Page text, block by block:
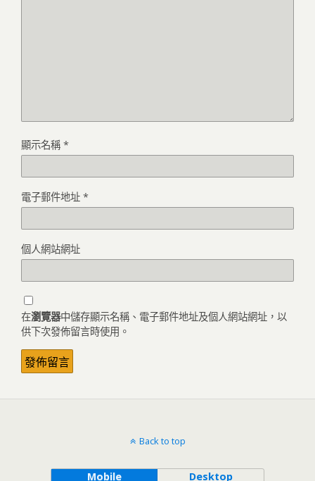
顯示名稱 *
電子郵件地址 *
個人網站網址
在瀏覽器中儲存顯示名稱、電子郵件地址及個人網站網址，以
供下次發佈留言時使用。
Back to top
Mobile Desktop